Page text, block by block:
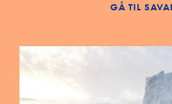
GÅ TIL